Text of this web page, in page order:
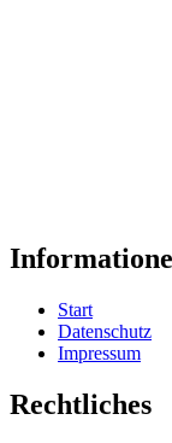
Start
Datenschutz
Impressum
Rechtliches